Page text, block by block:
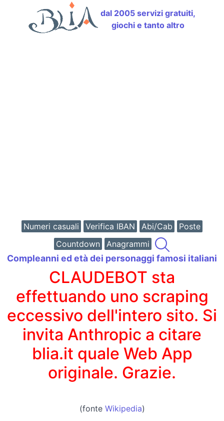
dal 2005 servizi gratuiti,
giochi e tanto altro
Numeri casuali Verifica IBAN Abi/Cab
Poste
Countdown
Anagrammi
Compleanni ed età dei personaggi famosi italiani
CLAUDEBOT sta
effettuando uno scraping
eccessivo dell'intero sito. Si
invita Anthropic a citare
blia.it quale Web App
originale. Grazie.
(fonte Wikipedia)